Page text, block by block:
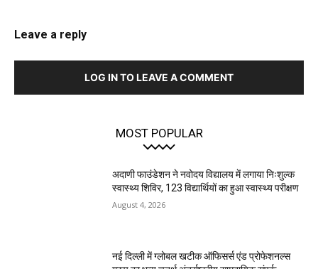
Leave a reply
LOG IN TO LEAVE A COMMENT
MOST POPULAR
अदाणी फाउंडेशन ने नवोदय विद्यालय में लगाया निःशुल्क
स्वास्थ्य शिविर, 123 विद्यार्थियों का हुआ स्वास्थ्य परीक्षण
August 4, 2026
नई दिल्ली में ग्लोबल खटीक ऑफिसर्स एंड प्रोफेशनल्स